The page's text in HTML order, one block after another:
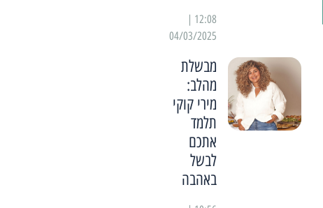
04/03/2025
מבשלת
מהלב:
מירי קוקי
תלמד
אתכם
לבשל
באהבה